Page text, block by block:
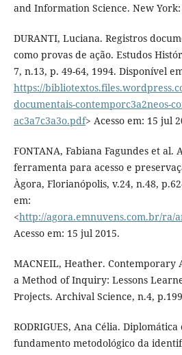
and Information Science. New
DURANTI, Luciana. Registros
como provas de ação. Estudos
7, n.13, p. 49-64, 1994. Disponível
https://
documentais-contemporc3a2neos-
ac3a7c3a3o.pdf> Acesso em: 15 jul
FONTANA, Fabiana Fagundes et al.
ferramenta para acesso e
Àgora, Florianópolis, v.24, n.48,
em:
<http://agora.emnuvens.com.br/ra/
Acesso em: 15 jul 2015.
MACNEIL, Heather. Contemporary
a Method of Inquiry: Lessons
Projects. Archival Science, n.4,
RODRIGUES, Ana Célia.
fundamento metodológico da